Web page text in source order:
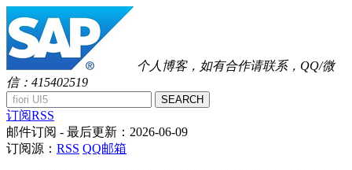
个人博客，如有合作请联系，QQ/微
信：415402519
SEARCH
订阅RSS
邮件订阅 - 最后更新： 2026-06-09
订阅源： RSS QQ邮箱